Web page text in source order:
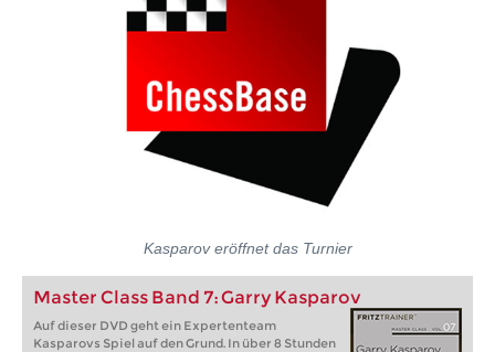
Kasparov eröffnet das Turnier
Master Class Band 7: Garry Kasparov
Auf dieser DVD geht ein Expertenteam
Kasparovs Spiel auf den Grund. In über 8 Stunden